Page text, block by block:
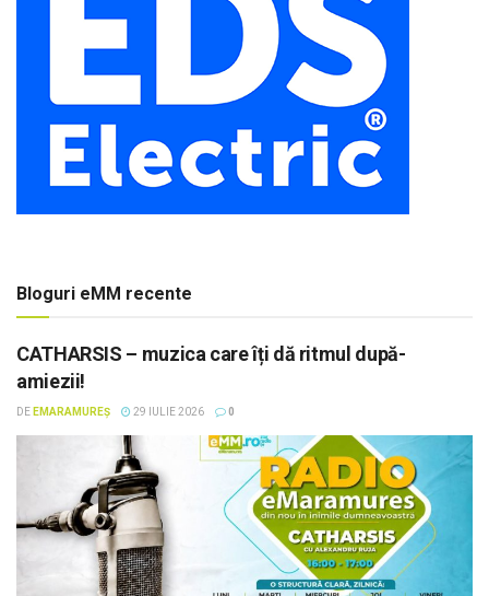
Bloguri eMM recente
CATHARSIS – muzica care îți dă ritmul după-
amiezii!
DE EMARAMUREȘ 29 IULIE 2026 0